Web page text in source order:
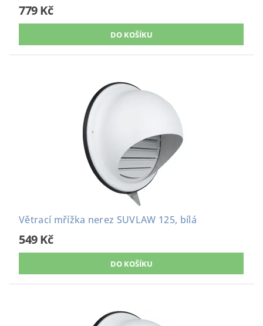
779 Kč
Větrací mřížka nerez SUVLAW 125, bílá
549 Kč